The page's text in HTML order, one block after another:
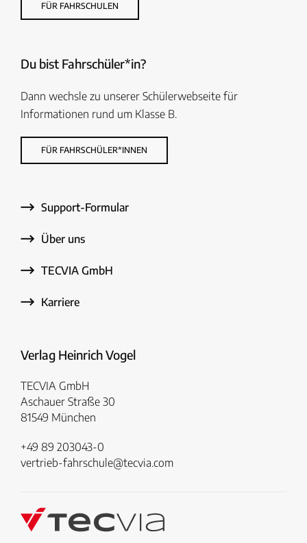
FÜR FAHRSCHULEN
Du bist Fahrschüler*in?
Dann wechsle zu unserer Schülerwebseite für
Informationen rund um Klasse B.
FÜR FAHRSCHÜLER*INNEN
Support-Formular
Über uns
TECVIA GmbH
Karriere
Verlag Heinrich Vogel
TECVIA GmbH
Aschauer Straße 30
81549 München
+49 89 203043-0
vertrieb-fahrschule@tecvia.com